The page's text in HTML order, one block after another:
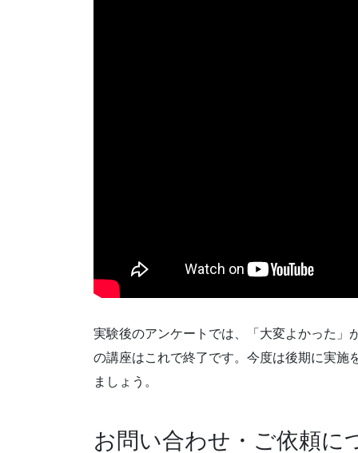
実験後のアンケートでは、「大変よかった」
の講座はこれで終了です。今度は後期に実施
ましょう。
お問い合わせ・ご依頼に